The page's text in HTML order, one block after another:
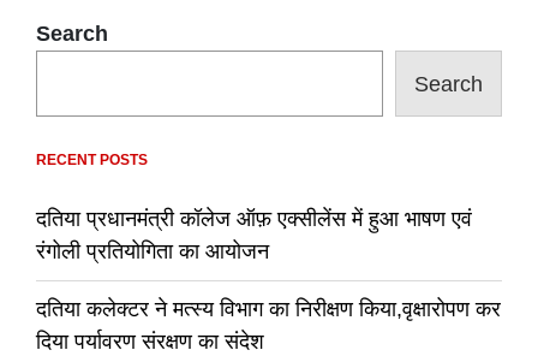
Search
Search
RECENT POSTS
दतिया प्रधानमंत्री कॉलेज ऑफ़ एक्सीलेंस में हुआ भाषण एवं
रंगोली प्रतियोगिता का आयोजन
दतिया कलेक्टर ने मत्स्य विभाग का निरीक्षण किया,वृक्षारोपण कर
दिया पर्यावरण संरक्षण का संदेश